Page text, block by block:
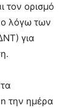
τον ορισμό
λόγω των
για
την ημέρα